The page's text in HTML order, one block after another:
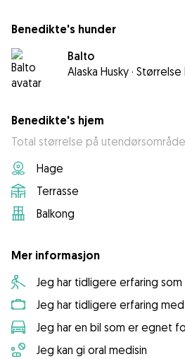
Benedikte's hunder
Balto
Alaska Husky · Størrelse
Benedikte's hjem
Total størrelse på
Hage
Terrasse
Balkong
Mer informasjon
Jeg har tidligere erfaring
Jeg har tidligere erfaring
Jeg har en bil som er egnet
Jeg kan gi oral medisin